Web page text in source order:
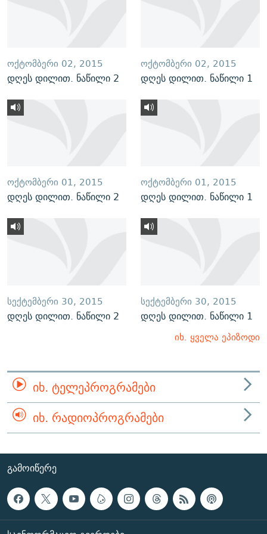
ᲝᲥᲢᲝᲛᲑᲔᲠᲘ 02, 2015
დღეს დილით. ნაწილი 2
ᲝᲥᲢᲝᲛᲑᲔᲠᲘ 02, 2015
დღეს დილით. ნაწილი 1
ᲝᲥᲢᲝᲛᲑᲔᲠᲘ 01, 2015
დღეს დილით. ნაწილი 2
ᲝᲥᲢᲝᲛᲑᲔᲠᲘ 01, 2015
დღეს დილით. ნაწილი 1
ᲡᲔᲥᲢᲔᲛᲑᲔᲠᲘ 30, 2015
დღეს დილით. ნაწილი 2
ᲡᲔᲥᲢᲔᲛᲑᲔᲠᲘ 30, 2015
დღეს დილით. ნაწილი 1
იხ. ყველა ეპიზოდი
ᲘᲮ. ᲢᲔᲚᲔᲞᲠᲝᲒᲠᲐᲛᲔᲑᲘ
ᲘᲮ. ᲠᲐᲓᲘᲝᲞᲠᲝᲒᲠᲐᲛᲔᲑᲘ
ᲒᲐᲛᲝᲘᲬᲔᲠᲔ